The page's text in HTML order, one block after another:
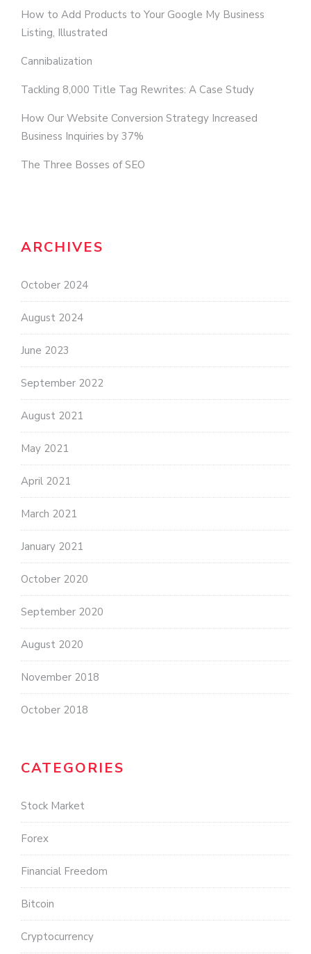
How to Add Products to Your Google My Business
Listing, Illustrated
Cannibalization
Tackling 8,000 Title Tag Rewrites: A Case Study
How Our Website Conversion Strategy Increased
Business Inquiries by 37%
The Three Bosses of SEO
ARCHIVES
October 2024
August 2024
June 2023
September 2022
August 2021
May 2021
April 2021
March 2021
January 2021
October 2020
September 2020
August 2020
November 2018
October 2018
CATEGORIES
Stock Market
Forex
Financial Freedom
Bitcoin
Cryptocurrency